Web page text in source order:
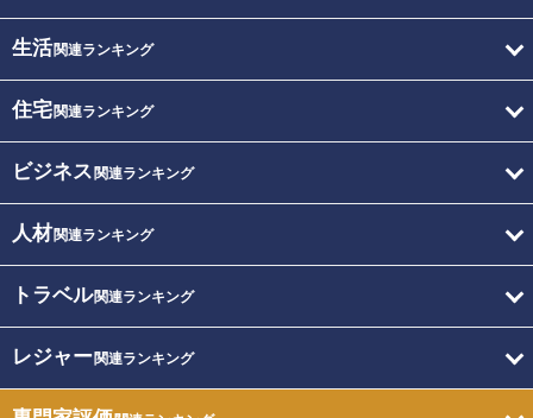
生活関連ランキング
住宅関連ランキング
ビジネス 関連ランキング
人材関連ランキング
トラベル関連ランキング
レジャー関連ランキング